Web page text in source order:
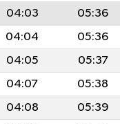
04:03 05:36
04:04 05:36
04:05 05:37
04:07 05:38
04:08 05:39